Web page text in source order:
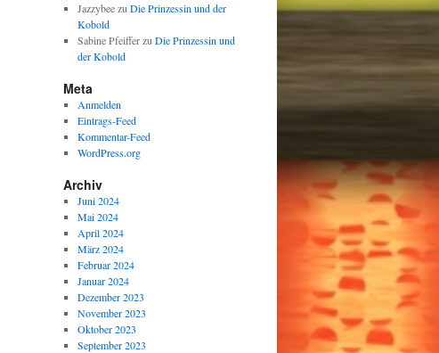
Jazzybeezu Die Prinzessin und der
Kobold
Sabine Pfeifferzu Die Prinzessin und
der Kobold
Meta
Anmelden
Eintrags-Feed
Kommentar-Feed
WordPress.org
Archiv
Juni 2024
Mai 2024
April 2024
März 2024
Februar 2024
Januar 2024
Dezember 2023
November 2023
Oktober 2023
September 2023